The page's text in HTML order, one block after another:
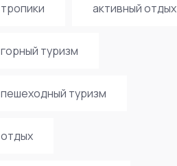
тропики активный отдых
горный туризм
пешеходный туризм
отдых